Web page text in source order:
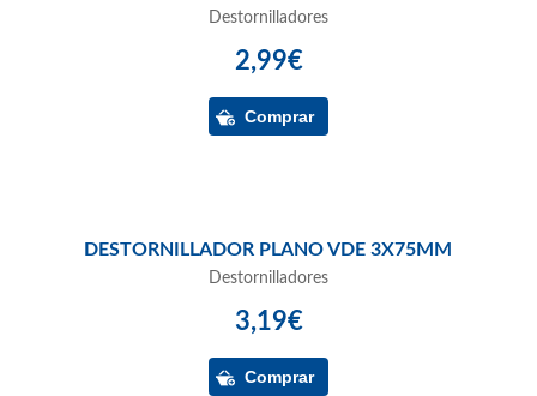
Destornilladores
2,99€
DESTORNILLADOR PLANO VDE 3X75MM
Destornilladores
3,19€